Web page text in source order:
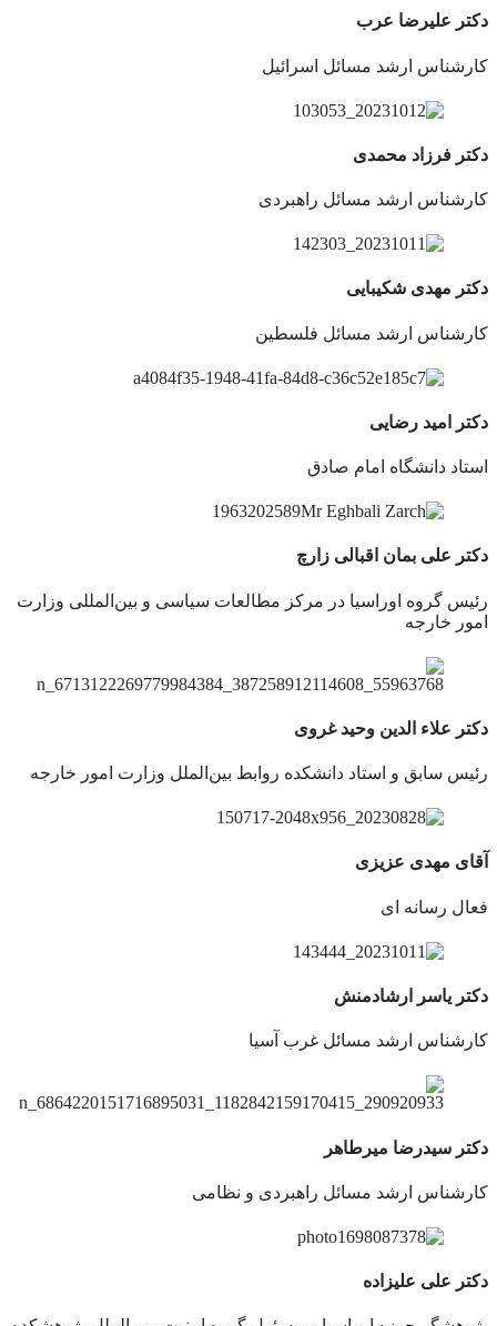
دکتر علیرضا عرب
کارشناس ارشد مسائل اسرائیل
دکتر فرزاد محمدی
کارشناس ارشد مسائل راهبردی
دکتر مهدی شکیبایی
کارشناس ارشد مسائل فلسطین
دکتر امید رضایی
استاد دانشگاه امام صادق
دکتر علی بمان اقبالی زارچ
رئیس گروه اوراسیا در مرکز مطالعات سیاسی و بین‌المللی وزارت
امور خارجه
دکتر علاء الدین وحید غروی
رئیس سابق و استاد دانشكده روابط بين‌الملل وزارت امور خارجه
آقای مهدی عزیزی
فعال رسانه ای
دکتر یاسر ارشادمنش
کارشناس ارشد مسائل غرب آسیا
دکتر سیدرضا میرطاهر
کارشناس ارشد مسائل راهبردی و نظامی
دکتر علی علیزاده